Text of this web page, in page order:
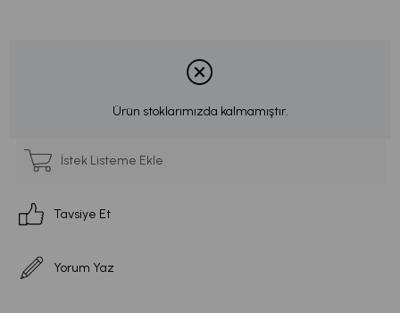
Ürün stoklarımızda kalmamıştır.
İstek Listeme Ekle
Tavsiye Et
Yorum Yaz